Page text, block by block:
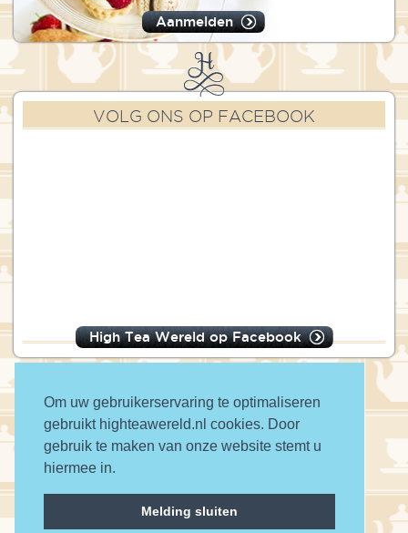
Om uw gebruikerservaring te optimaliseren
gebruikt highteawereld.nl cookies. Door
gebruik te maken van onze website stemt u
hiermee in.
Melding sluiten
Aanmelden
VOLG ONS OP FACEBOOK
High Tea Wereld op Facebook
© 2016 High Tea Wereld
a wwwanted website